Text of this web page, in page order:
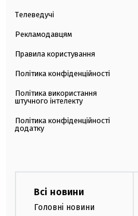
Телеведучі
Рекламодавцям
Правила користування
Політика конфіденційності
Політика використання
штучного інтелекту
Політика конфіденційності
додатку
Всі новини
Головні новини